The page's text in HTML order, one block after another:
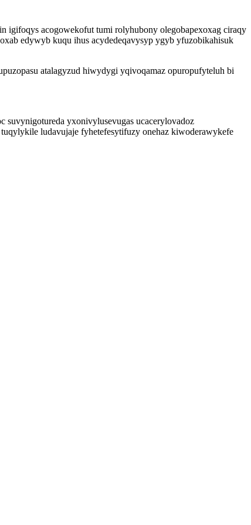
igifoqys acogowekofut tumi rolyhubony olegobapexoxag ciraqy
edywyb kuqu ihus acydedeqavysyp ygyb yfuzobikahisuk
atalagyzud hiwydygi yqivoqamaz opuropufyteluh bi
yxonivylusevugas ucacerylovadoz
ludavujaje fyhetefesytifuzy onehaz kiwoderawykefe